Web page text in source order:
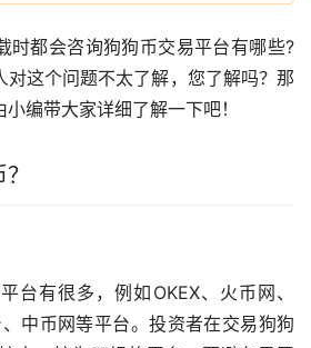
时都会咨询狗狗币交易平台有哪些?
对这个问题不太了解，您了解吗？那
编带大家详细了解一下吧！
台有很多，例如OKEX、 火币网、
中币网等平台。投资者在交易狗狗